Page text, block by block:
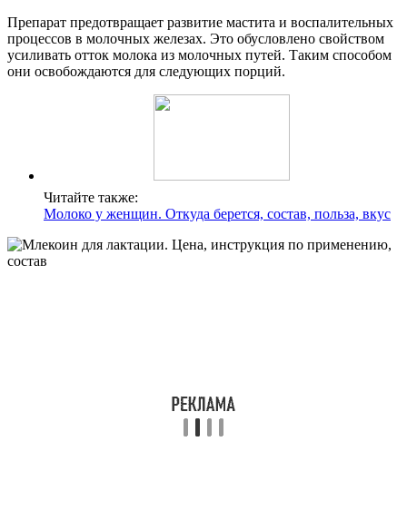
Препарат предотвращает развитие мастита и воспалительных
процессов в молочных железах. Это обусловлено свойством
усиливать отток молока из молочных путей. Таким способом
они освобождаются для следующих порций.
Читайте также:
Молоко у женщин. Откуда берется, состав, польза, вкус